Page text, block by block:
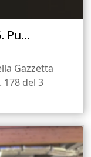
Pu...
Gazzetta
178 del 3